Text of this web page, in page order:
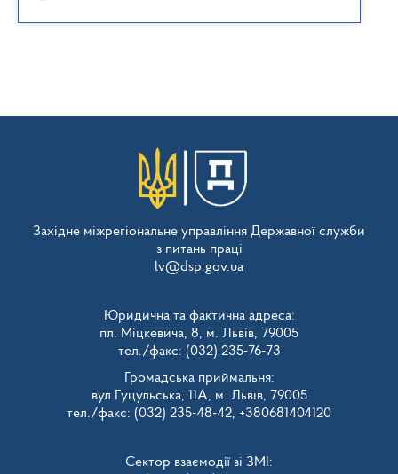
Західне міжрегіональне управління Державної служби
з питань праці
lv@dsp.gov.ua
Юридична та фактична адреса:
пл. Міцкевича, 8, м. Львів, 79005
тел./факс: (032) 235-76-73
Громадська приймальня:
вул.Гуцульська, 11А, м. Львів, 79005
тел./факс: (032) 235-48-42, +380681404120
Сектор взаємодії зі ЗМІ: